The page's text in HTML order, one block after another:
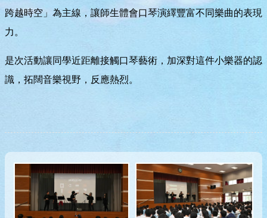
跨越時空」為主線，讓師生體會口琴演繹豐富不同樂曲的表現
力。
是次活動讓同學近距離接觸口琴藝術，加深對這件小樂器的認
識，拓闊音樂視野，反應熱烈。